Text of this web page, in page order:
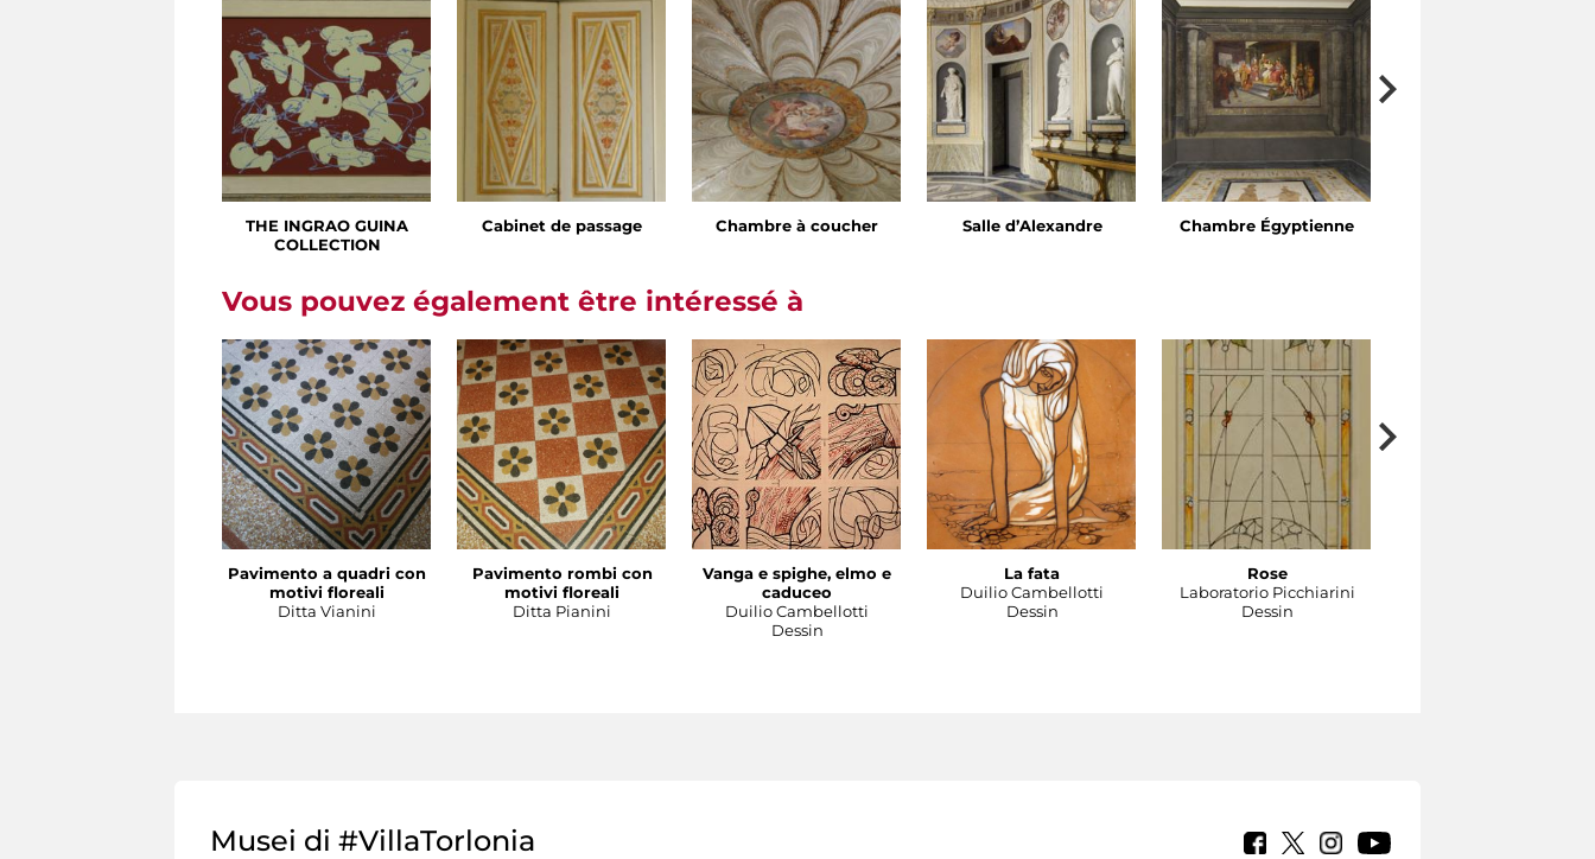
THE INGRAO GUINA
COLLECTION
Cabinet de passage Chambre à coucher Salle d’Alexandre Chambre Égyptienne
Vous pouvez également être intéressé à
Pavimento a quadri con
motivi floreali
Ditta Vianini
Pavimento rombi con
motivi floreali
Ditta Pianini
Vanga e spighe, elmo e
caduceo
Duilio Cambellotti
Dessin
La fata
Duilio Cambellotti
Dessin
Rose
Laboratorio Picchiarini
Dessin
Musei di #VillaTorlonia